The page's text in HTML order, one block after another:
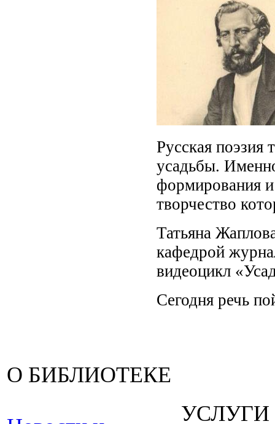
Русская поэзия
усадьбы.
формирования и
творчество
Татьяна
кафедрой
видеоцикл
Сегодня речь
О БИБЛИОТЕКЕ
УСЛУГИ